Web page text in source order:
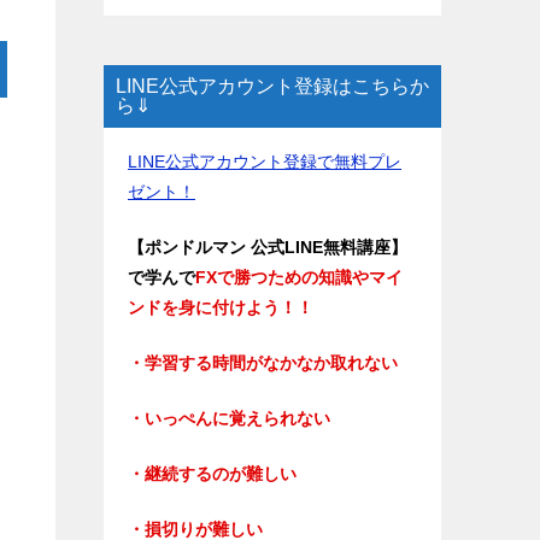
LINE公式アカウント登録はこちらか
ら⇓
LINE公式アカウント登録で無料プレ
ゼント！
【ポンドルマン 公式LINE無料講座】
で学んでFXで勝つための知識やマイ
ンドを身に付けよう！！
・学習する時間がなかなか取れない
・いっぺんに覚えられない
・継続するのが難しい
・損切りが難しい